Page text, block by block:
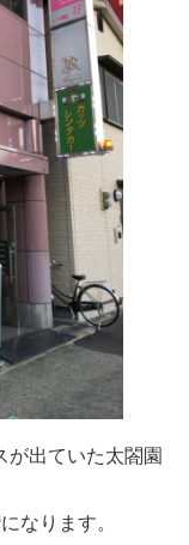
が出ていた太閤園
なります。